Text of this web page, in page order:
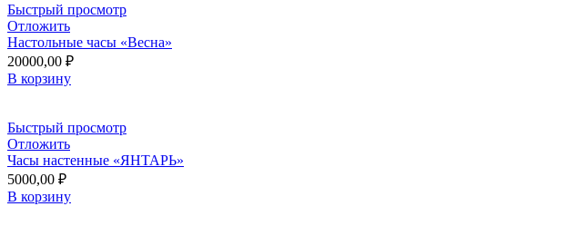
Быстрый просмотр
Отложить
Настольные часы «Весна»
20000,00 ₽
В корзину
Быстрый просмотр
Отложить
Часы настенные «ЯНТАРЬ»
5000,00 ₽
В корзину